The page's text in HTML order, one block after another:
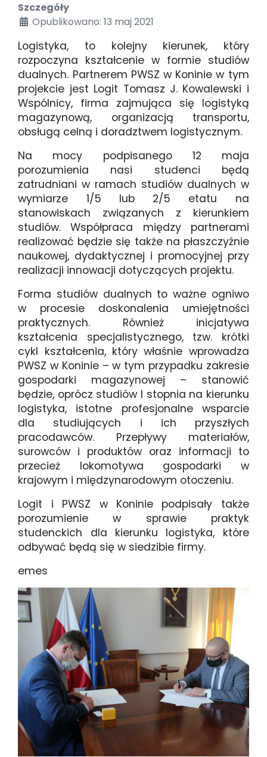
Szczegóły
Opublikowano: 13 maj 2021
Logistyka, to kolejny kierunek, który
rozpoczyna kształcenie w formie studiów
dualnych. Partnerem PWSZ w Koninie w tym
projekcie jest Logit Tomasz J. Kowalewski i
Wspólnicy, firma zajmująca się logistyką
magazynową, organizacją transportu,
obsługą celną i doradztwem logistycznym.
Na mocy podpisanego 12 maja
porozumienia nasi studenci będą
zatrudniani w ramach studiów dualnych w
wymiarze 1/5 lub 2/5 etatu na
stanowiskach związanych z kierunkiem
studiów. Współpraca między partnerami
realizować będzie się także na płaszczyźnie
naukowej, dydaktycznej i promocyjnej przy
realizacji innowacji dotyczących projektu.
Forma studiów dualnych to ważne ogniwo
w procesie doskonalenia umiejętności
praktycznych. Również inicjatywa
kształcenia specjalistycznego, tzw. krótki
cykl kształcenia, który właśnie wprowadza
PWSZ w Koninie – w tym przypadku zakresie
gospodarki magazynowej – stanowić
będzie, oprócz studiów I stopnia na kierunku
logistyka, istotne profesjonalne wsparcie
dla studiujących i ich przyszłych
pracodawców. Przepływy materiałów,
surowców i produktów oraz informacji to
przecież lokomotywa gospodarki w
krajowym i międzynarodowym otoczeniu.
Logit i PWSZ w Koninie podpisały także
porozumienie w sprawie praktyk
studenckich dla kierunku logistyka, które
odbywać będą się w siedzibie firmy.
emes